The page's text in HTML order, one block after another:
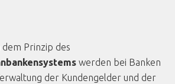
dem Prinzip des
werden bei Banken
der Kundengelder und der